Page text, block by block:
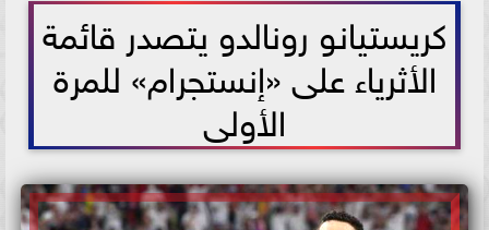
كريستيانو رونالدو يتصدر قائمة
الأثرياء على «إنستجرام» للمرة
الأولى